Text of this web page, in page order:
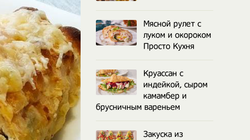
Мясной рулет с
луком и окороком
Просто Кухня
Круассан с
индейкой, сыром
камамбер и
брусничным вареньем
Закуска из